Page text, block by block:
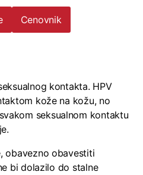
Cenovnik
kontakta. HPV
kože na kožu, no
seksualnom kontaktu
obavezno obavestiti
bi dolazilo do stalne